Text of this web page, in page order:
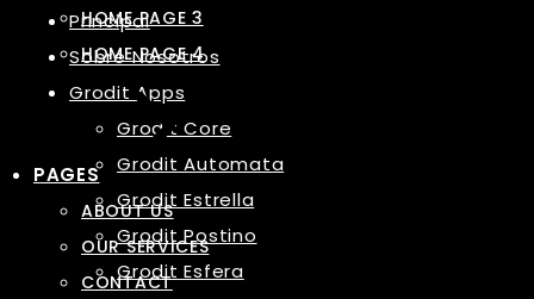
Principal
Sobre Nosotros
Grodit Apps
Grodit Core
Grodit Automata
Grodit Estrella
Grodit Postino
Grodit Esfera
HOME PAGE 3
HOME PAGE 4
PAGES
ABOUT US
OUR SERVICES
CONTACT